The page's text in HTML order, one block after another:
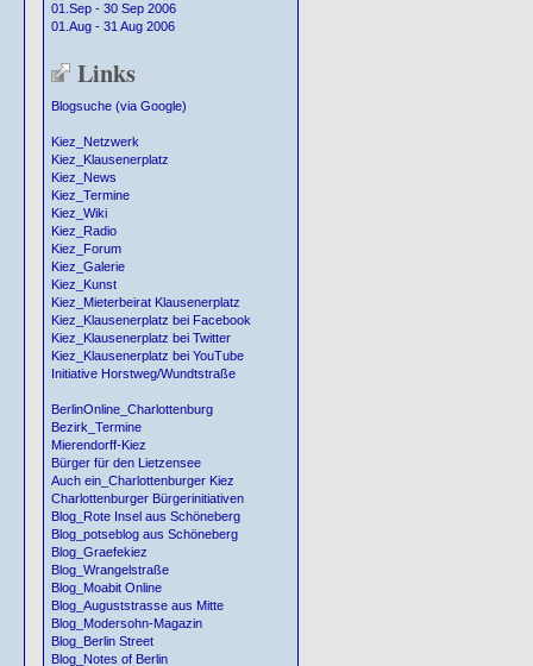
01.Sep - 30 Sep 2006
01.Aug - 31 Aug 2006
Links
Blogsuche (via Google)
Kiez_Netzwerk
Kiez_Klausenerplatz
Kiez_News
Kiez_Termine
Kiez_Wiki
Kiez_Radio
Kiez_Forum
Kiez_Galerie
Kiez_Kunst
Kiez_Mieterbeirat Klausenerplatz
Kiez_Klausenerplatz bei Facebook
Kiez_Klausenerplatz bei Twitter
Kiez_Klausenerplatz bei YouTube
Initiative Horstweg/Wundtstraße
BerlinOnline_Charlottenburg
Bezirk_Termine
Mierendorff-Kiez
Bürger für den Lietzensee
Auch ein_Charlottenburger Kiez
Charlottenburger Bürgerinitiativen
Blog_Rote Insel aus Schöneberg
Blog_potseblog aus Schöneberg
Blog_Graefekiez
Blog_Wrangelstraße
Blog_Moabit Online
Blog_Auguststrasse aus Mitte
Blog_Modersohn-Magazin
Blog_Berlin Street
Blog_Notes of Berlin